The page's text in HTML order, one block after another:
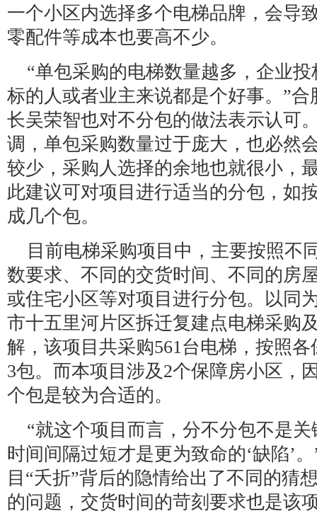
一个小区内选择多个电梯品牌，会导
零配件等成本也要高不少。
“单包采购的电梯数量越多，企业
标的人或者业主来说都是个好事。”
长吴荣智也对不分包的做法表示认可
调，单包采购数量过于庞大，也必然
较少，采购人选择的余地也就很小，
此建议可对项目进行适当的分包，如
成几个包。
目前电梯采购项目中，主要按照不
数要求、不同的交货时间、不同的房
或住宅小区等对项目进行分包。以同
市十五里河片区拆迁复建点电梯采购
解，该项目共采购561台电梯，按照
3包。而本项目涉及2个保障房小区，
个包是较为合适的。
“就这个项目而言，分不分包不是
时间间隔过短才是更为致命的‘缺陷’
目“夭折”背后的隐情给出了不同的猜
的问题，交货时间的苛刻要求也是该